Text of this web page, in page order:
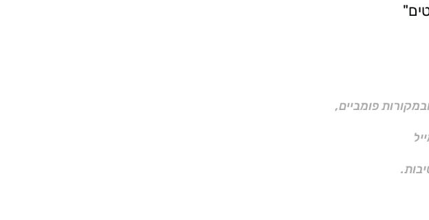
פומביים,